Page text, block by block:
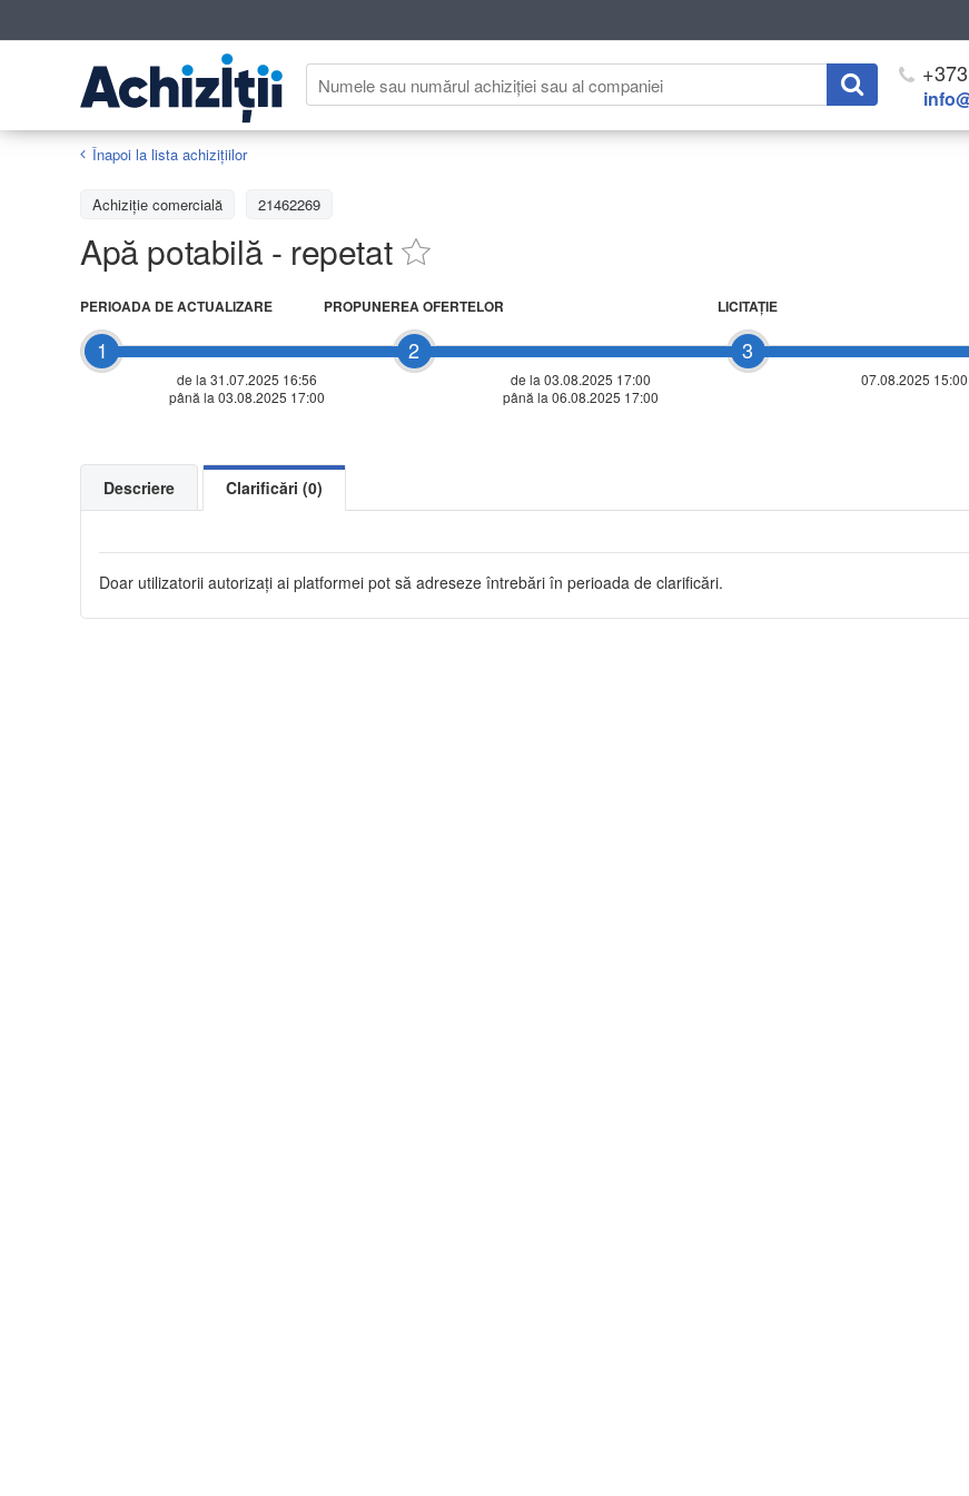
Înapoi la lista achiziţiilor
Achizițiе comercială 21462269
Apă potabilă - repetat
1
PERIOADA DE ACTUALIZARE
de la 31.07.2025 16:56
până la 03.08.2025 17:00
2
PROPUNEREA OFERTELOR
de la 03.08.2025 17:00
până la 06.08.2025 17:00
3
LICITAŢIE
07.08.2025 15:00
Descriere Clarificări (0)
Doar utilizatorii autorizați ai platformei pot să adreseze întrebări în perioada de clarificări.